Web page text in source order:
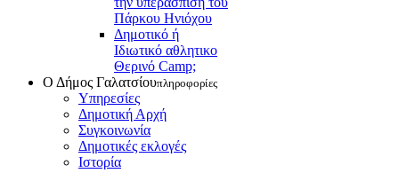
Πάρκου Ηνιόχου
Δημοτικό ή
Ιδιωτικό αθλητικο
Θερινό Camp;
Ο Δήμος Γαλατσίουπληροφορίες
Υπηρεσίες
Δημοτική Αρχή
Συγκοινωνία
Δημοτικές εκλογές
Ιστορία